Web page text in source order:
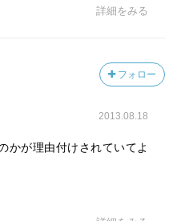
こり始めた作家サド、そ
考えの中の一文。
くるのかもしれません。
詳細をみる
フォロー
2013.08.18
かが理由付けされていてよ